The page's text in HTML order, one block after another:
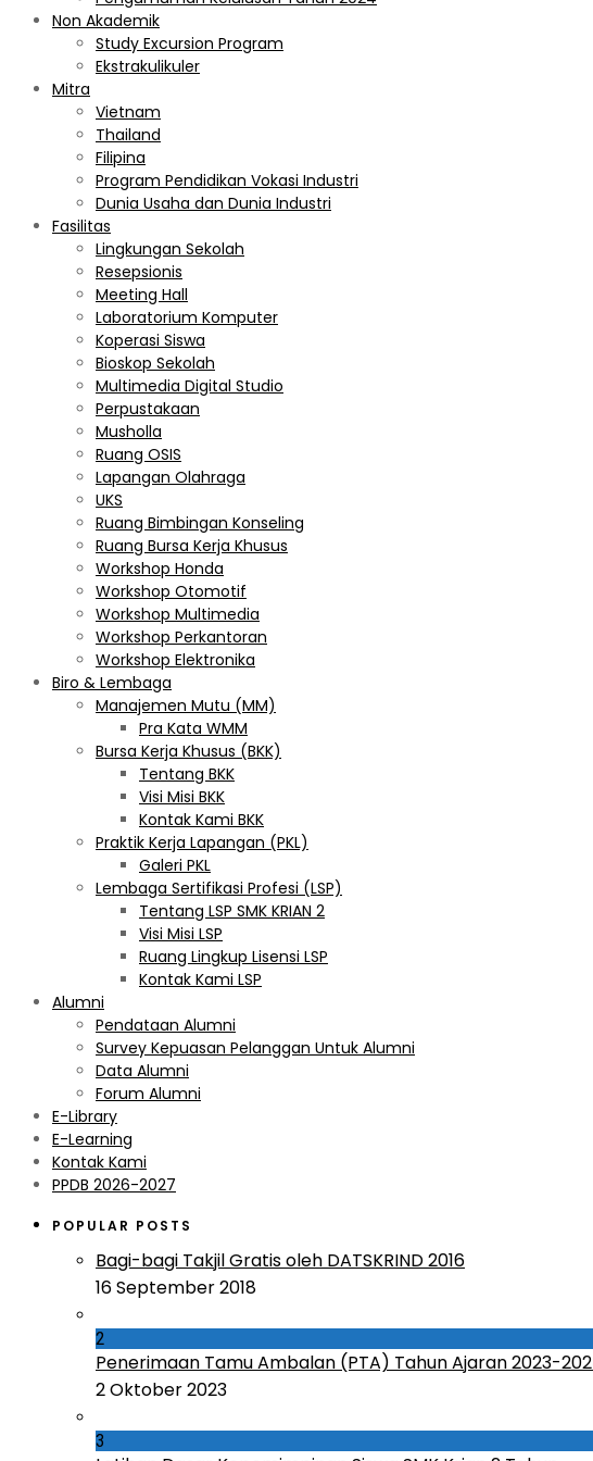
Non Akademik
Study Excursion Program
Ekstrakulikuler
Mitra
Vietnam
Thailand
Filipina
Program Pendidikan Vokasi Industri
Dunia Usaha dan Dunia Industri
Fasilitas
Lingkungan Sekolah
Resepsionis
Meeting Hall
Laboratorium Komputer
Koperasi Siswa
Bioskop Sekolah
Multimedia Digital Studio
Perpustakaan
Musholla
Ruang OSIS
Lapangan Olahraga
UKS
Ruang Bimbingan Konseling
Ruang Bursa Kerja Khusus
Workshop Honda
Workshop Otomotif
Workshop Multimedia
Workshop Perkantoran
Workshop Elektronika
Biro & Lembaga
Manajemen Mutu (MM)
Pra Kata WMM
Bursa Kerja Khusus (BKK)
Tentang BKK
Visi Misi BKK
Kontak Kami BKK
Praktik Kerja Lapangan (PKL)
Galeri PKL
Lembaga Sertifikasi Profesi (LSP)
Tentang LSP SMK KRIAN 2
Visi Misi LSP
Ruang Lingkup Lisensi LSP
Kontak Kami LSP
Alumni
Pendataan Alumni
Survey Kepuasan Pelanggan Untuk Alumni
Data Alumni
Forum Alumni
E-Library
E-Learning
Kontak Kami
PPDB 2026-2027
POPULAR POSTS
Bagi-bagi Takjil Gratis oleh DATSKRIND 2016
16 September 2018
2
Penerimaan Tamu Ambalan (PTA) Tahun Ajaran 2023-
2 Oktober 2023
3